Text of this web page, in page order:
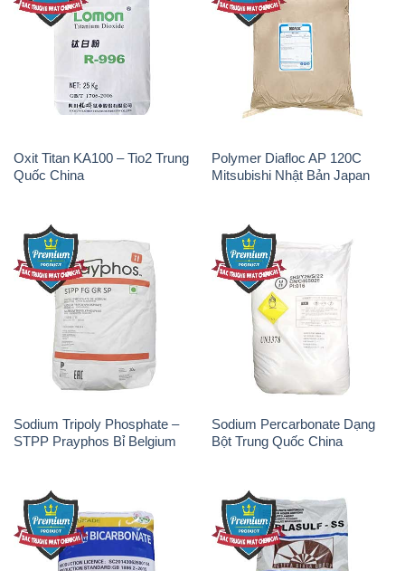
Oxit Titan KA100 – Tio2 Trung
Polymer Diafloc AP 120C
Mitsubishi Nhật Bản Japan
Sodium Tripoly Phosphate –
STPP Prayphos Bỉ Belgium
Sodium Percarbonate Dạng
Bột Trung Quốc China